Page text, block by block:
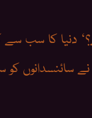
دنیا کا سب سے
سائنسدانوں کو